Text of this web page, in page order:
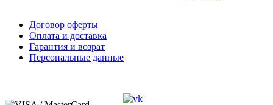
Договор оферты
Оплата и доставка
Гарантия и возрат
Персональные данные